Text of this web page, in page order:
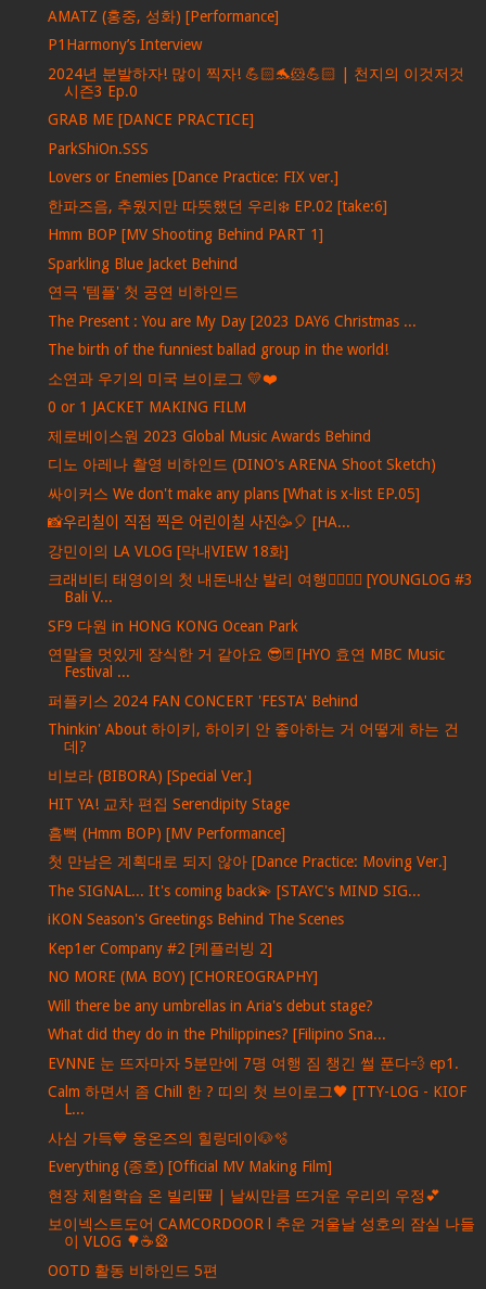
AMATZ (홍중, 성화) [Performance]
P1Harmony’s Interview
2024년 분발하자! 많이 찍자! 💪🏻🐬🐹💪🏻 | 천지의 이것저것
시즌3 Ep.0
GRAB ME [DANCE PRACTICE]
ParkShiOn.SSS
Lovers or Enemies [Dance Practice: FIX ver.]
한파즈음, 추웠지만 따뜻했던 우리❄️ EP.02 [take:6]
Hmm BOP [MV Shooting Behind PART 1]
Sparkling Blue Jacket Behind
연극 '템플' 첫 공연 비하인드
The Present : You are My Day [2023 DAY6 Christmas ...
The birth of the funniest ballad group in the world!
소연과 우기의 미국 브이로그 💛❤️
0 or 1 JACKET MAKING FILM
제로베이스원 2023 Global Music Awards Behind
디노 아레나 촬영 비하인드 (DINO's ARENA Shoot Sketch)
싸이커스 We don't make any plans [What is x-list EP.05]
📸우리칠이 직접 찍은 어린이칠 사진🥳🎈 [HA...
강민이의 LA VLOG [막내VIEW 18화]
크래비티 태영이의 첫 내돈내산 발리 여행🏄‍♂🌴💚 [YOUNGLOG #3
Bali V...
SF9 다원 in HONG KONG Ocean Park
연말을 멋있게 장식한 거 같아요 😎🃏 [HYO 효연 MBC Music
Festival ...
퍼플키스 2024 FAN CONCERT 'FESTA' Behind
Thinkin' About 하이키, 하이키 안 좋아하는 거 어떻게 하는 건
데?
비보라 (BIBORA) [Special Ver.]
HIT YA! 교차 편집 Serendipity Stage
흠뻑 (Hmm BOP) [MV Performance]
첫 만남은 계획대로 되지 않아 [Dance Practice: Moving Ver.]
The SIGNAL... It's coming back💫 [STAYC's MIND SIG...
iKON Season's Greetings Behind The Scenes
Kep1er Company #2 [케플러빙 2]
NO MORE (MA BOY) [CHOREOGRAPHY]
Will there be any umbrellas in Aria's debut stage?
What did they do in the Philippines? [Filipino Sna...
EVNNE 눈 뜨자마자 5분만에 7명 여행 짐 챙긴 썰 푼다💨 ep1.
Calm 하면서 좀 Chill 한 ? 띠의 첫 브이로그🖤 [TTY-LOG - KIOF
L...
사심 가득💙 웅온즈의 힐링데이🐶🫧
Everything (종호) [Official MV Making Film]
현장 체험학습 온 빌리🎒 | 날씨만큼 뜨거운 우리의 우정💕
보이넥스트도어 CAMCORDOOR l 추운 겨울날 성호의 잠실 나들
이 VLOG 🌳☕️🎡
OOTD 활동 비하인드 5편